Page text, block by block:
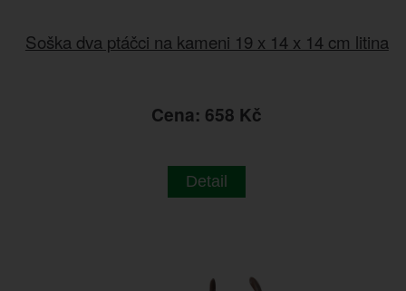
Soška dva ptáčci na kameni 19 x 14 x 14 cm litina
Cena: 658 Kč
Detail